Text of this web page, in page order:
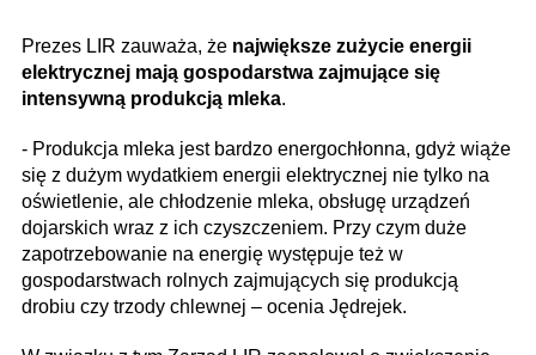
Prezes LIR zauważa, że największe zużycie energii
elektrycznej mają gospodarstwa zajmujące się
intensywną produkcją mleka.
- Produkcja mleka jest bardzo energochłonna, gdyż wiąże
się z dużym wydatkiem energii elektrycznej nie tylko na
oświetlenie, ale chłodzenie mleka, obsługę urządzeń
dojarskich wraz z ich czyszczeniem. Przy czym duże
zapotrzebowanie na energię występuje też w
gospodarstwach rolnych zajmujących się produkcją
drobiu czy trzody chlewnej – ocenia Jędrejek.